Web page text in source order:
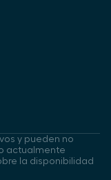
y pueden no
actualmente
la disponibilidad